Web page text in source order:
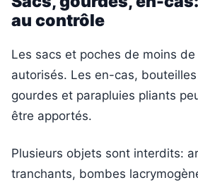
au contrôle
Les sacs et poches de moins
autorisés. Les en-cas,
gourdes et parapluies pliants
être apportés.
Plusieurs objets sont interdits:
tranchants, bombes